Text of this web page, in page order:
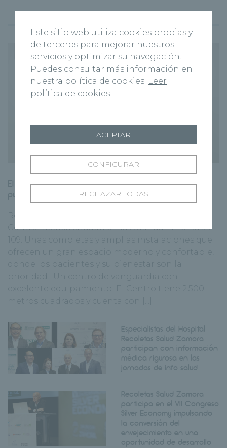
Últimas noticias
El nuevo Centro Médico Recoletas Salud abre sus
puertas en Benavente
Recoletas Salud ha abierto un nuevo
Centro Médico situado en la Avenida El Ferial 99-
109. Unas completas y amplias instalaciones que
ofrecen un gran espacio moderno y confortable,
donde los pacientes y su bienestar son la
prioridad. Un centro de vanguardia con
excelente equipamiento El Centro tiene 2.500
metros cuadrados y cuenta con [...]
Especialistas del Hospital
Recoletas Salud Zamora
participan con información
médica rigurosa en las
jornadas de info salud
Recoletas Salud Zamora
participa en el VII Congreso
Silver Economy impulsando
la conversión del
envejecimiento en una
oportunidad de desarrollo
Este sitio web utiliza cookies propias y
de terceros para mejorar nuestros
servicios y optimizar su navegación.
Puedes consultar más información en
nuestra política de cookies. Leer
política de cookies
RECHAZAR TODAS
CONFIGURAR
ACEPTAR